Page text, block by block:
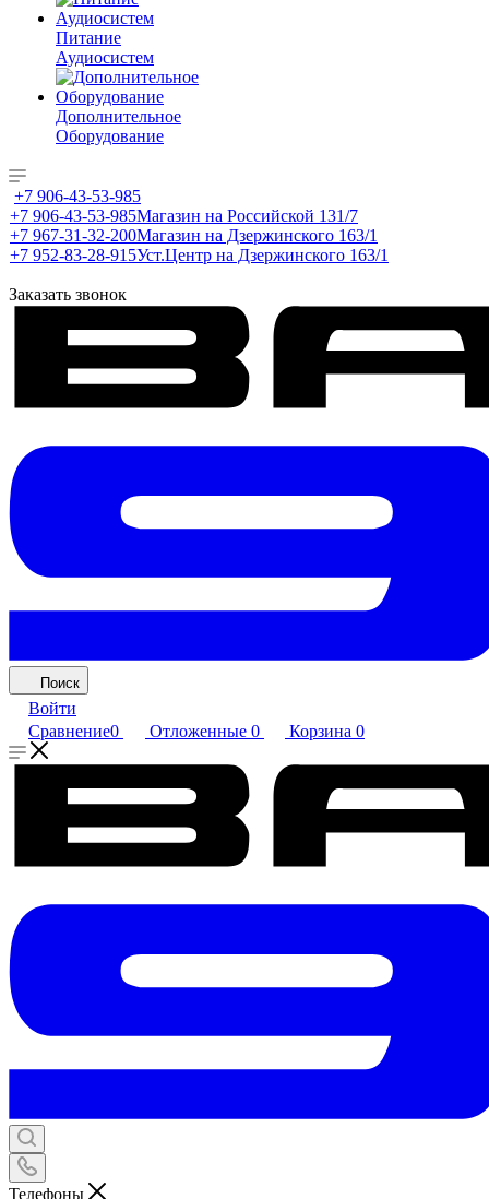
Питание
Аудиосистем
Дополнительное
Оборудование
+7 906-43-53-985
+7 906-43-53-985Магазин на Российской 131/7
+7 967-31-32-200Магазин на Дзержинского 163/1
+7 952-83-28-915Уст.Центр на Дзержинского 163/1
Заказать звонок
Поиск
Войти
Сравнение0 Отложенные 0 Корзина 0
Телефоны